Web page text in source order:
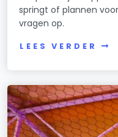
springt of plannen
vragen op.
LEES VERDER